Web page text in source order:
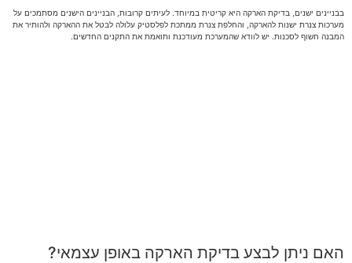
בבניינים ישנים, בדיקת הארקה היא קריטית במיוחד. לעיתים קרובות, הבניינים הישנים מסתמכים על
מערכות צנרת ישנות להארקה, והחלפת צנרת ממתכת לפלסטיק עלולה לבטל את ההארקה ולהותיר את
המבנה חשוף לסכנות. יש לוודא שהמערכת מעודכנת ותואמת את התקנים החדשים.
האם ניתן לבצע בדיקת הארקה באופן עצמאי?